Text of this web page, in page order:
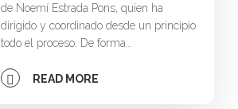
de Noemí Estrada Pons, quien ha
dirigido y coordinado desde un principio
todo el proceso. De forma…
READ MORE